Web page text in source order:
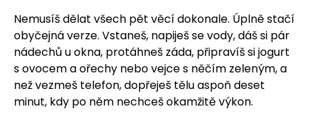
Nemusíš dělat všech pět věcí dokonale. Úplně stačí
obyčejná verze. Vstaneš, napiješ se vody, dáš si pár
nádechů u okna, protáhneš záda, připravíš si jogurt
s ovocem a ořechy nebo vejce s něčím zeleným, a
než vezmeš telefon, dopřeješ tělu aspoň deset
minut, kdy po něm nechceš okamžitě výkon.